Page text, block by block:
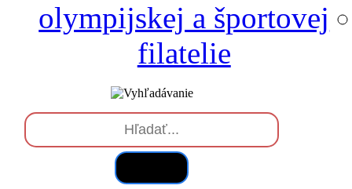
olympijskej a športovej
filatelie